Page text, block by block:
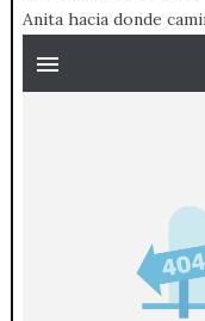
Anita hacia donde